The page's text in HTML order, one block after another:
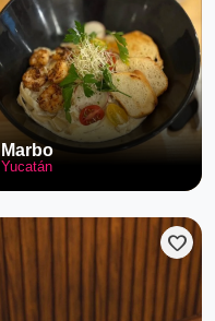
Marbo
Yucatán
favorite